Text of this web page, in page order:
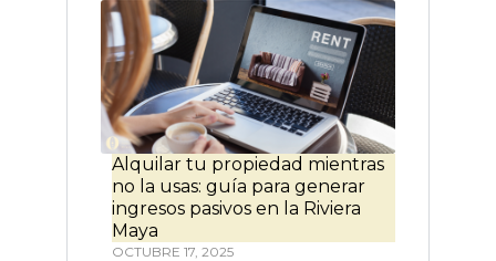
Alquilar tu propiedad mientras
no la usas: guía para generar
ingresos pasivos en la Riviera
Maya
OCTUBRE 17, 2025